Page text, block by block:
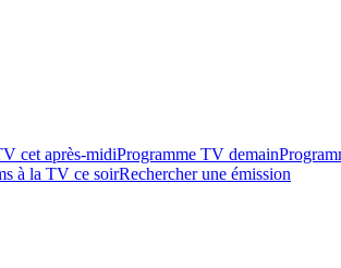
cet après-midiProgramme TV demain
à la TV ce soirRechercher une émission